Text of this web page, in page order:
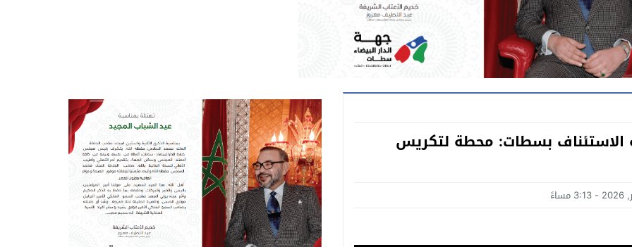
القضائية 2026 بمحكمة الاستئناف بسطات: محطة لتكريس